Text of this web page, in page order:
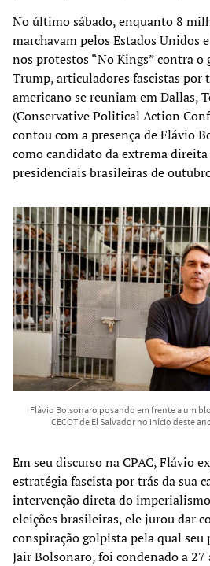
No último sábado, enquanto 8
marchavam pelos Estados Unidos
nos protestos “No Kings” contra o
Trump, articuladores fascistas por
americano se reuniam em Dallas,
(Conservative Political Action
contou com a presença de Flávio
como candidato da extrema direita
presidenciais brasileiras de
Flávio Bolsonaro posando em frente a um
CECOT de El Salvador no início deste
Em seu discurso na CPAC, Flávio
estratégia fascista por trás da sua
intervenção direta do
eleições brasileiras, ele jurou dar
conspiração golpista pela qual
Jair Bolsonaro, foi condenado a 27